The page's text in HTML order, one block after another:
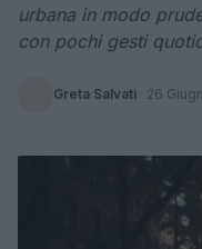
urbana in modo
con pochi gesti
Greta Salvati · 26